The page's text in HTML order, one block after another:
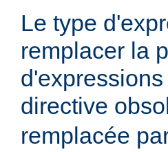
Le type
remplacer la
directive
remplacée